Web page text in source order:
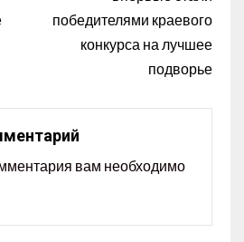
победителями краевого
конкурса на лучшее
подворье
вам необходимо